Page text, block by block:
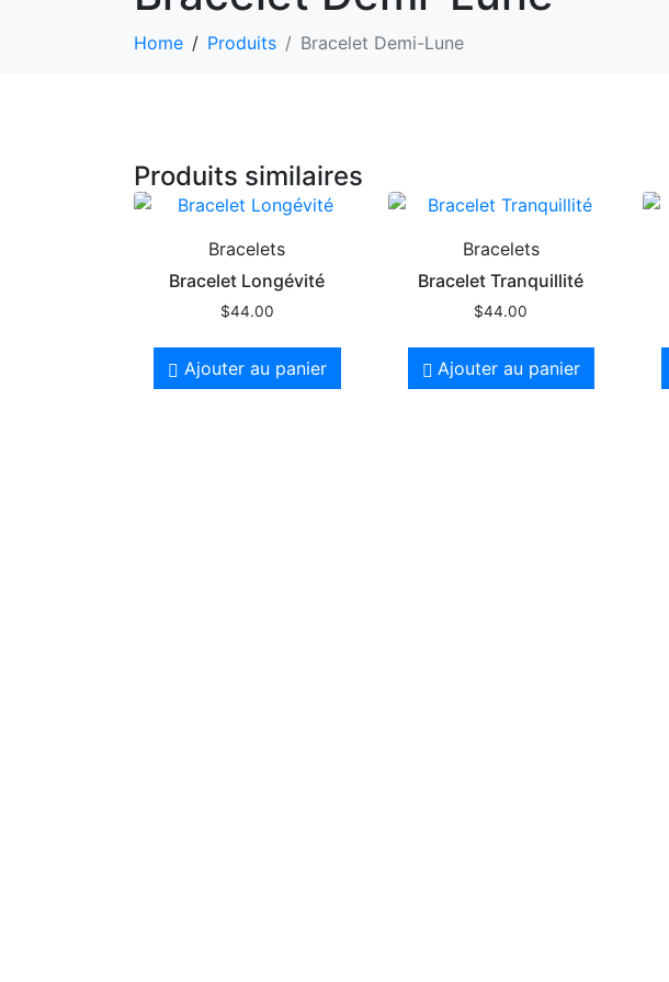
Home Produits Bracelet Demi-Lune
Produits similaires
Bracelets
Bracelet Longévité
$44.00
Ajouter au panier
Bracelets
Bracelet Tranquillité
$44.00
Ajouter au panier